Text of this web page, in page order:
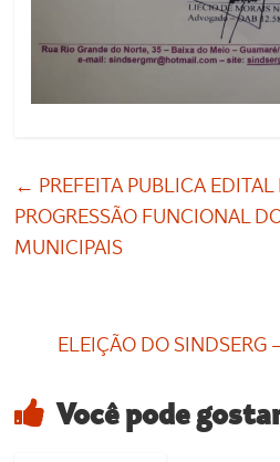
← PREFEITA PUBLICA
PROGRESSÃO FUNCIONAL
MUNICIPAIS
ELEIÇÃO DO
Você pode